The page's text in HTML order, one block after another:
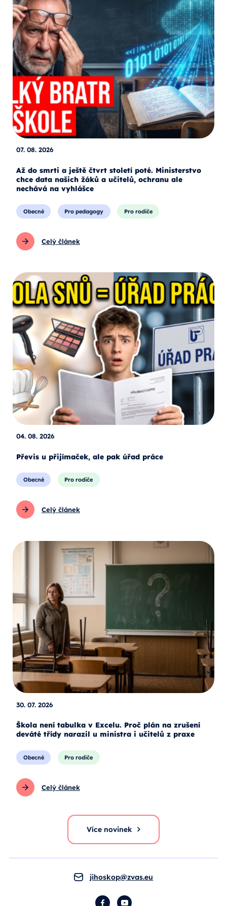
07. 08. 2026
Až do smrti a ještě čtvrt století poté. Ministerstvo
chce data našich žáků a učitelů, ochranu ale
nechává na vyhlášce
Obecné Pro pedagogy Pro rodiče
Celý článek
04. 08. 2026
Převis u přijímaček, ale pak úřad práce
Obecné Pro rodiče
Celý článek
30. 07. 2026
Škola není tabulka v Excelu. Proč plán na zrušení
deváté třídy narazil u ministra i učitelů z praxe
Obecné Pro rodiče
Celý článek
Více novinek
jihoskop@zvas.eu
FacebookYouTube